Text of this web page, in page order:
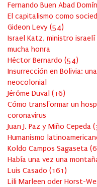
Fernando Buen Abad
El capitalismo como
Gideon Levy (54)
Israel Katz, ministro
mucha honra
Héctor Bernardo (54)
Insurrección en Bolivia:
neocolonial
Jérôme Duval (16)
Cómo transformar un
coronavirus
Juan J. Paz y Miño Cepeda (
Humanismo
Koldo Campos Sagaseta (
Había una vez una
Luis Casado (161 )
Lili Marleen oder Horst-